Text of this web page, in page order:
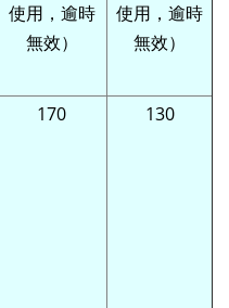
使用，逾時
無效）
使用，逾時
無效）
170 130